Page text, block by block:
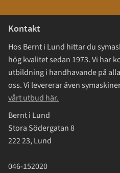
Kontakt
Hos Bernt i Lund hittar du
hög kvalitet sedan 1973. Vi har
utbildning i handhavande på
oss. Vi levererar även
vårt utbud här.
Bernt i Lund
Stora Södergatan 8
222 23, Lund
046-152020